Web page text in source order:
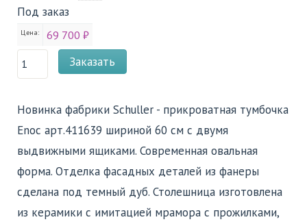
Под заказ
Цена: 69 700 ₽
Заказать
Новинка фабрики Schuller - прикроватная тумбочка
Enoc арт.411639 шириной 60 см с двумя
выдвижными ящиками. Современная овальная
форма. Отделка фасадных деталей из фанеры
сделана под темный дуб. Столешница изготовлена
из керамики с имитацией мрамора с прожилками,